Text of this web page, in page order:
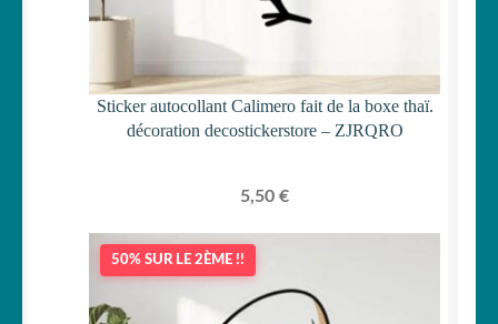
Sticker autocollant Calimero fait de la boxe thaï.
décoration decostickerstore – ZJRQRO
5,50 €
50% SUR LE 2ÈME !!